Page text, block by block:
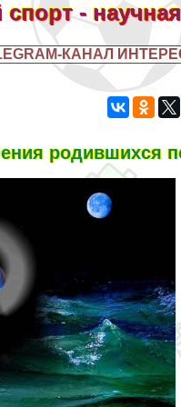
спорт -
КАНАЛ
родившихся